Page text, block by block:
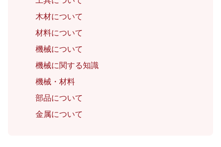
木材について
材料について
機械について
機械に関する知識
機械・材料
部品について
金属について